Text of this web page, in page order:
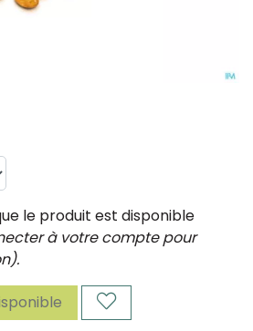
le produit est disponible
à votre compte pour